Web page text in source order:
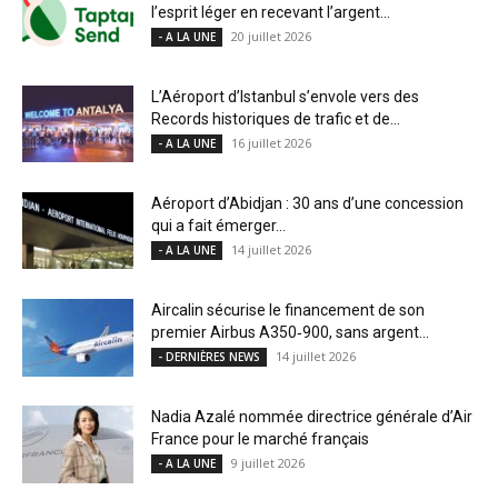
l’esprit léger en recevant l’argent...
- A LA UNE 20 juillet 2026
L’Aéroport d’Istanbul s’envole vers des
Records historiques de trafic et de...
- A LA UNE 16 juillet 2026
Aéroport d’Abidjan : 30 ans d’une concession
qui a fait émerger...
- A LA UNE 14 juillet 2026
Aircalin sécurise le financement de son
premier Airbus A350‑900, sans argent...
- DERNIÈRES NEWS 14 juillet 2026
Nadia Azalé nommée directrice générale d’Air
France pour le marché français
- A LA UNE 9 juillet 2026